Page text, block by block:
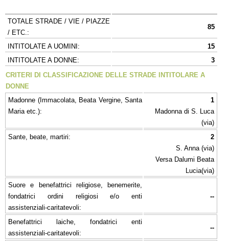
TOTALE STRADE / VIE / PIAZZE
/ ETC.:
85
INTITOLATE A UOMINI:
15
INTITOLATE A DONNE:
3
CRITERI DI CLASSIFICAZIONE DELLE STRADE INTITOLARE A
DONNE
Madonne (Immacolata, Beata Vergine, Santa
Maria etc.):
1
Madonna di S. Luca
(via)
Sante, beate, martiri:
2
S. Anna (via)
Versa Dalumi Beata
Lucia(via)
Suore e benefattrici religiose, benemerite,
fondatrici ordini religiosi e/o enti
assistenziali-caritatevoli:
--
Benefattrici laiche, fondatrici enti
assistenziali-caritatevoli:
--